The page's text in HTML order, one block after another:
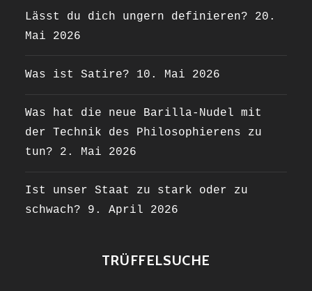
Lässt du dich ungern definieren?
20.
Mai 2026
Was ist Satire? 10. Mai 2026
Was hat die neue Barilla-Nudel mit
der Technik des Philosophierens zu
tun?
2. Mai 2026
Ist unser Staat zu stark oder zu
schwach?
9. April 2026
TRÜFFELSUCHE